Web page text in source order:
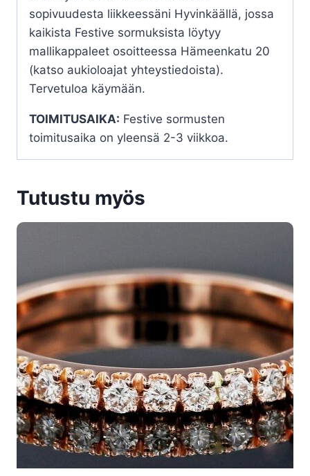
sopivuudesta liikkeessäni Hyvinkäällä, jossa
kaikista Festive sormuksista löytyy
mallikappaleet osoitteessa Hämeenkatu 20
(katso aukioloajat yhteystiedoista).
Tervetuloa käymään.
TOIMITUSAIKA: Festive sormusten
toimitusaika on yleensä 2-3 viikkoa.
Tutustu myös